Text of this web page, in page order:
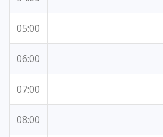
05:00
06:00
07:00
08:00